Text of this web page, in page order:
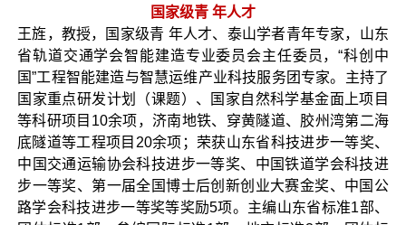
国家级青 年人才
王旌，教授，国家级青 年人才、泰山学者青年专家，山东
省轨道交通学会智能建造专业委员会主任委员，“科创中
国”工程智能建造与智慧运维产业科技服务团专家。主持了
国家重点研发计划（课题）、国家自然科学基金面上项目
等科研项目10余项，济南地铁、穿黄隧道、胶州湾第二海
底隧道等工程项目20余项；荣获山东省科技进步一等奖、
中国交通运输协会科技进步一等奖、中国铁道学会科技进
步一等奖、第一届全国博士后创新创业大赛金奖、中国公
路学会科技进步一等奖等奖励5项。主编山东省标准1部、